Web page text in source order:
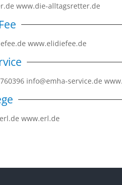
www.die-alltagsretter.de
www.elidiefee.de
info@emha-service.de
www.erl.de